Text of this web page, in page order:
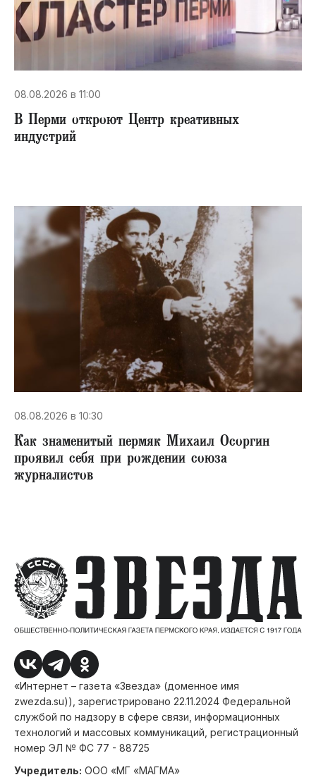
08.08.2026 в 11:00
В Перми откроют Центр креативных
индустрий
08.08.2026 в 10:30
​Как знаменитый пермяк Михаил Осоргин
проявил себя при рождении союза
журналистов
«Интернет – газета «Звезда» (доменное имя
zwezda.su)), зарегистрировано 22.11.2024 Федеральной
службой по надзору в сфере связи, информационных
технологий и массовых коммуникаций, регистрационный
номер ЭЛ № ФС 77 - 88725
Учредитель: ООО «МГ «МАГМА»